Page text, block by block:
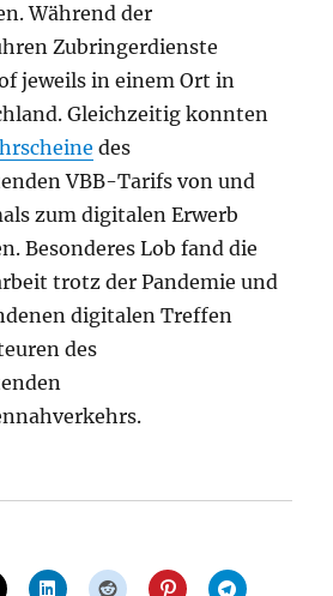
Während der
Zubringerdienste
jeweils in einem Ort in
Gleichzeitig konnten
des
VBB-Tarifs von und
zum digitalen Erwerb
Besonderes Lob fand die
trotz der Pandemie und
digitalen Treffen
des
Positive Bilanz nach der